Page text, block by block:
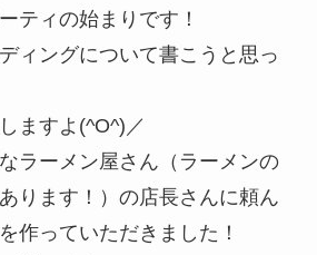
ティの始まりです！
ィングについて書こうと思っ
ますよ(^O^)／
ラーメン屋さん（ラーメンの
ります！）の店長さんに頼ん
作っていただきました！